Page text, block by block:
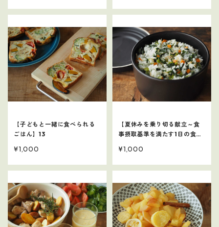
【子どもと一緒に食べられる
ごはん】13
¥1,000
【夏休みを乗り切る献立～食
事摂取基準を満たす1日の食事
¥1,000